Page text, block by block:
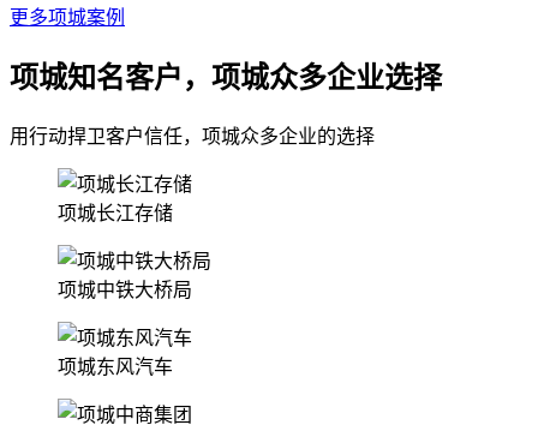
更多项城案例
项城知名客户，项城众多企业选择
用行动捍卫客户信任，项城众多企业的选择
项城长江存储
项城中铁大桥局
项城东风汽车